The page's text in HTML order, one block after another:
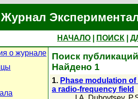
Журнал
НАЧАЛО ПОИСК
о журнале
Поиск
Найдено 1
1. Phase modulation
a radio-frequency field